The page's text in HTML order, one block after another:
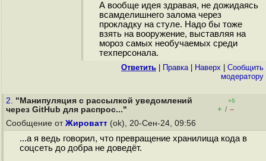
А вообще идея здравая, не дожидаясь
всамделишнего залома через
прокладку на стуле. Надо бы тоже
взять на вооружение, выставляя на
мороз самых необучаемых среди
техперсонала.
Ответить Правка| Наверх
Cообщить
модератору
2. "Манипуляция с рассылкой уведомлений
через GitHub для распрос..."
+5
+ / –
Сообщение от Жироватт (ok), 20-Сен-24, 09:56
...а я ведь говорил, что превращение хранилища кода в
соцсеть до добра не доведёт.